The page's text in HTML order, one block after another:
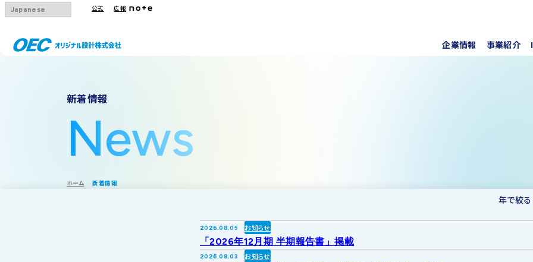
公式 広報
企業情報 事業紹介
新着情報
News
ホーム 新着情報
年で絞る
2026.08.05 お知らせ
「2026年12月期 半期報告書」掲載
2026.08.03 お知らせ